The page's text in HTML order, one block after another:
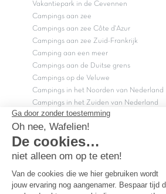
Vakantiepark in de Cevennen
Campings aan zee
Campings aan zee Côte d'Azur
Campings aan zee Zuid-Frankrijk
Camping aan een meer
Campings aan de Duitse grens
Campings op de Veluwe
Campings in het Noorden van Nederland
Campings in het Zuiden van Nederland
Copyright Capfun 2026 ©
Bij Capfun solliciteren
Veelgestelde vragen
Superdeals
Capfun in de media